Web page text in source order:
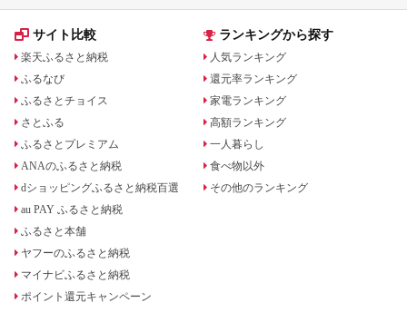
サイト比較
楽天ふるさと納税
ふるなび
ふるさとチョイス
さとふる
ふるさとプレミアム
ANAのふるさと納税
dショッピングふるさと納税百選
au PAY ふるさと納税
ふるさと本舗
ヤフーのふるさと納税
マイナビふるさと納税
ポイント還元キャンペーン
ランキングから探す
人気ランキング
還元率ランキング
家電ランキング
高額ランキング
一人暮らし
食べ物以外
その他のランキング